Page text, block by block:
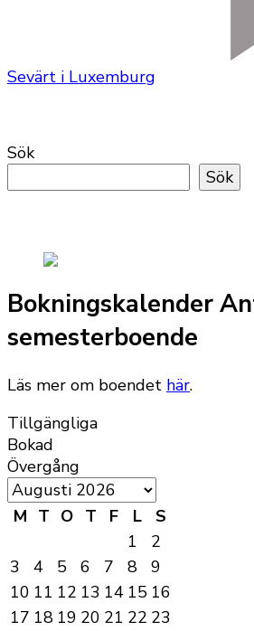
Sevärt i Luxemburg
Sök
Sök
Bokningskalender
semesterboende
Läs mer om boendet här.
Tillgängliga
Bokad
Övergång
M T O T F L
S
1
2
3
4 5 6 7 8
9
10 11 12 13 14 15 16
17 18 19 20 21 22 23